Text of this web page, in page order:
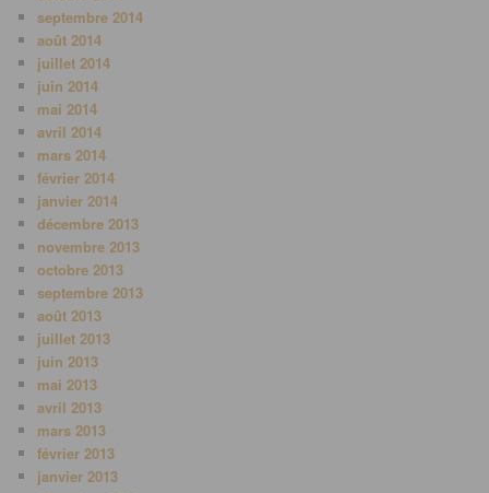
septembre 2014
août 2014
juillet 2014
juin 2014
mai 2014
avril 2014
mars 2014
février 2014
janvier 2014
décembre 2013
novembre 2013
octobre 2013
septembre 2013
août 2013
juillet 2013
juin 2013
mai 2013
avril 2013
mars 2013
février 2013
janvier 2013